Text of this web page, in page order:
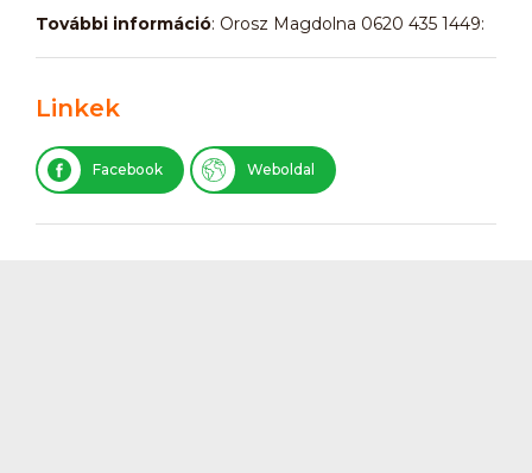
További információ: Orosz Magdolna 0620 435 1449:
Linkek
Facebook Weboldal